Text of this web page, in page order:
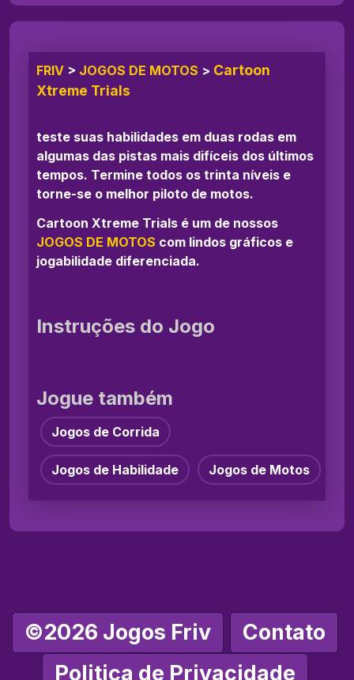
FRIV > JOGOS DE MOTOS > Cartoon
Xtreme Trials
teste suas habilidades em duas rodas em
algumas das pistas mais difíceis dos últimos
tempos. Termine todos os trinta níveis e
torne-se o melhor piloto de motos.
Cartoon Xtreme Trials é um de nossos
JOGOS DE MOTOS com lindos gráficos e
jogabilidade diferenciada.
Instruções do Jogo
Jogue também
Jogos de Corrida
Jogos de Habilidade Jogos de Motos
©2026 Jogos Friv
Contato
Politica de Privacidade